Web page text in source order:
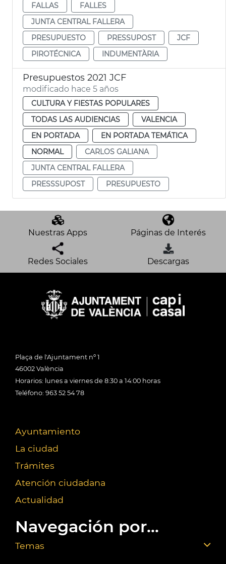
FALLAS
FALLES
JUNTA CENTRAL FALLERA
PRESUPUESTO
PRESSUPOST
JCF
PIROTÉCNICA
INDUMENTÀRIA
Presupuestos 2021 JCF
modificado hace 5 años
CULTURA Y FIESTAS POPULARES
TODAS LAS AUDIENCIAS
VALENCIA
EN PORTADA
EN PORTADA TEMÁTICA
NORMAL
CARLOS GALIANA
JUNTA CENTRAL FALLERA
PRESSSUPOST
PRESUPUESTO
Nuestras Apps Páginas de Interés
Redes Sociales Descargas
Plaça de l'Ajuntament nº 1
46002 València
Horarios: lunes a viernes de 8:30 a 14:00 horas
Teléfono: 963 52 54 78
Ayuntamiento
La ciudad
Trámites
Atención ciudadana
Actualidad
Navegación por...
Temas